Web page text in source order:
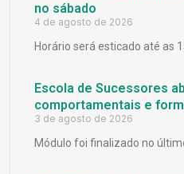
no sábado
4 de agosto de 2026
Horário será esticado até as
Escola de Sucessores
comportamentais e
3 de agosto de 2026
Módulo foi finalizado no